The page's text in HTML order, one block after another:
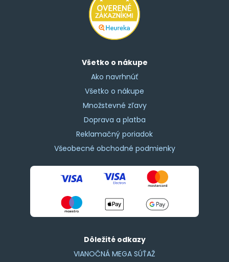
Všetko o nákupe
Ako navrhnúť
Všetko o nákupe
Množstevné zľavy
Doprava a platba
Reklamačný poriadok
Všeobecné obchodné podmienky
Dôležité odkazy
VIANOČNÁ MEGA SÚŤAŽ